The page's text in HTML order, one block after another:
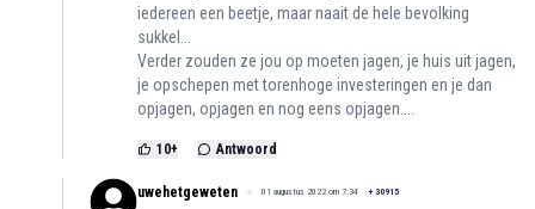
iedereen een beetje, maar naait de hele bevolking
sukkel...
Verder zouden ze jou op moeten jagen, je huis uit jagen,
je opschepen met torenhoge investeringen en je dan
opjagen, opjagen en nog eens opjagen....
10+ Antwoord
uwehetgeweten 01 augustus 2022 om 7:34 + 30915